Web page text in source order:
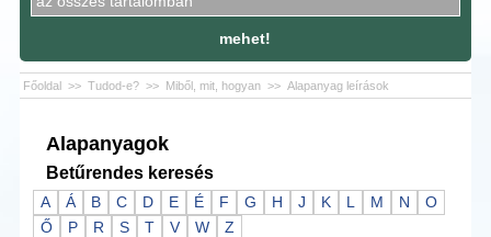
mehet!
Főoldal >> Tudod-e? >> Miből, mit, hogyan >> Alapanyag leírások
Alapanyagok
Betűrendes keresés
A Á B C D E É F G H J K L M N
O
Ő
P R S T V W
Z